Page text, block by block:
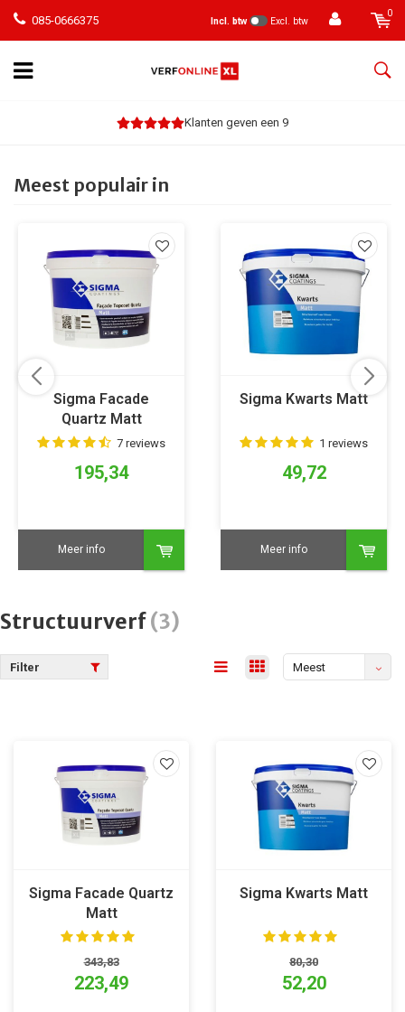
085-0666375 Incl. btw Excl. btw
0
Klanten geven een 9
Meest populair in
Sigma Facade
Quartz Matt
7 reviews
195,34
Meer info
Sigma Kwarts Matt
1 reviews
49,72
Meer info
Structuurverf(3)
Filter
Meest
Sigma Facade Quartz
Matt
343,83
223,49
Sigma Kwarts Matt
80,30
52,20